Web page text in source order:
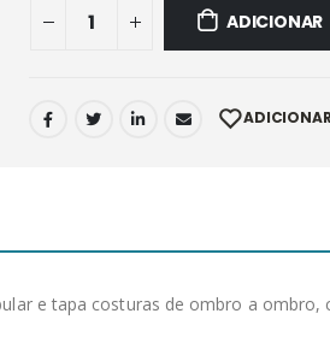
ADICIONAR
e tapa costuras de ombro a